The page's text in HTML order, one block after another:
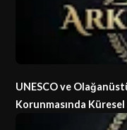
UNESCO ve
Korunmasında